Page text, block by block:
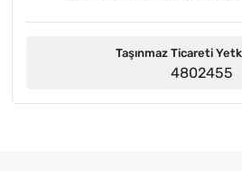
Taşınmaz Ticareti
4802455